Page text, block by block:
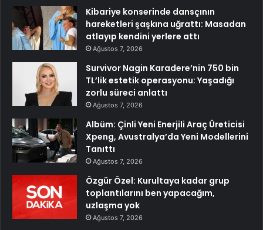
Kibariye konserinde dansçının
hareketleri şaşkına uğrattı: Masadan
atlayıp kendini yerlere attı
Ağustos 7, 2026
Survivor Nagin Karadere’nin 750 bin
TL’lik estetik operasyonu: Yaşadığı
zorlu süreci anlattı
Ağustos 7, 2026
Albüm: Çinli Yeni Enerjili Araç Üreticisi
Xpeng, Avustralya’da Yeni Modellerini
Tanıttı
Ağustos 7, 2026
Özgür Özel: Kurultaya kadar grup
toplantılarını ben yapacağım,
uzlaşma yok
Ağustos 7, 2026